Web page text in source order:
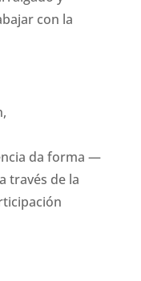
con la
da forma —
través de la